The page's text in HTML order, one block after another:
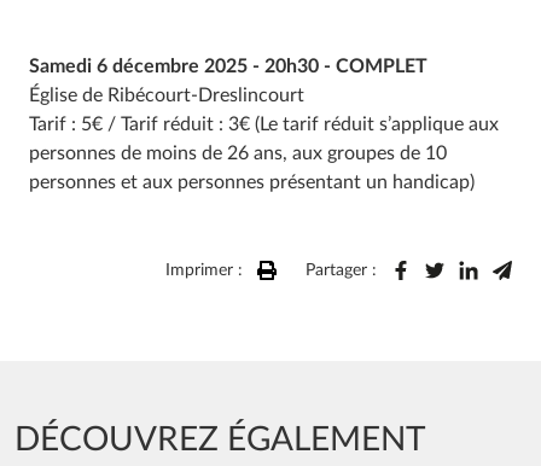
Samedi 6 décembre 2025 - 20h30 - COMPLET
Église de Ribécourt-Dreslincourt
Tarif : 5€ / Tarif réduit : 3€ (Le tarif réduit s’applique aux
personnes de moins de 26 ans, aux groupes de 10
personnes et aux personnes présentant un handicap)
Imprimer : Partager :
DÉCOUVREZ ÉGALEMENT